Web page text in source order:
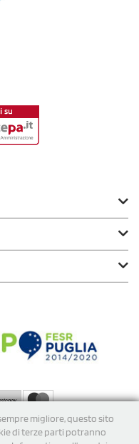
migliore, questo sito
di terze parti potranno